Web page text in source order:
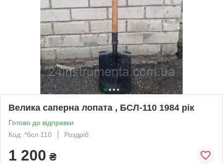
Велика саперна лопата , БСЛ-110 1984 рік
Готово до відправки
Код: *бсл 110
Роздріб
1 200 ₴